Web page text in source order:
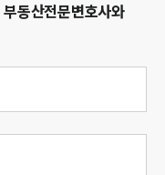
부동산전문변호사와